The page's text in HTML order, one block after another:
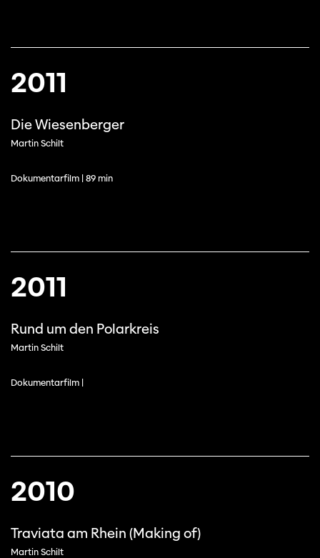
optimale avec Internet Explorer. Veuillez
utiliser un autre navigateur.
2011
Die Wiesenberger
Martin Schilt
Dokumentarfilm | 89 min
2011
Rund um den Polarkreis
Martin Schilt
Dokumentarfilm |
2010
Traviata am Rhein (Making of)
Martin Schilt